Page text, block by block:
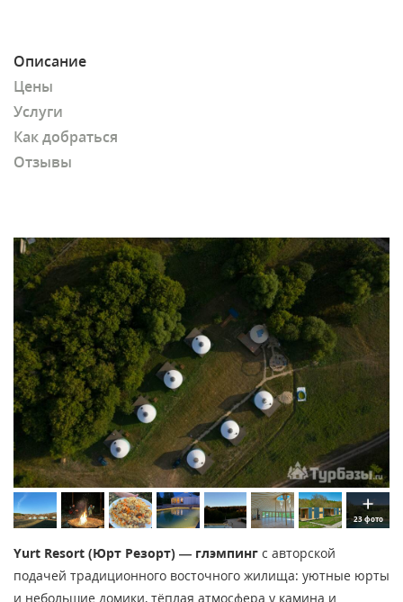
Описание
Цены
Услуги
Как добраться
Отзывы
23 фото
Yurt Resort (Юрт Резорт) — глэмпинг с авторской
подачей традиционного восточного жилища: уютные юрты
и небольшие домики, тёплая атмосфера у камина и